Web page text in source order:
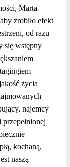
Marta
zrobiło efekt
od razu
się wstępny
życia
najemcy
kochaną,
naszą